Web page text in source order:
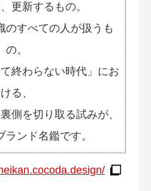
更新するもの。
のすべての人が扱うも
の。
終わらない時代」にお
ける、
側を切り取る試みが、
ランド名鑑です。